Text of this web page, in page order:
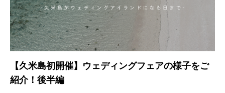
【久米島初開催】ウェディングフェアの様子をご
紹介！後半編